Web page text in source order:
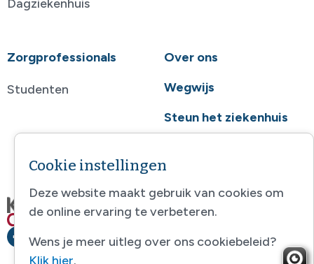
Dagziekenhuis
Zorgprofessionals
Studenten
Over ons
Wegwijs
Steun het ziekenhuis
Cookie instellingen
Deze website maakt gebruik van cookies om
de online ervaring te verbeteren.
Wens je meer uitleg over ons cookiebeleid?
Klik hier.